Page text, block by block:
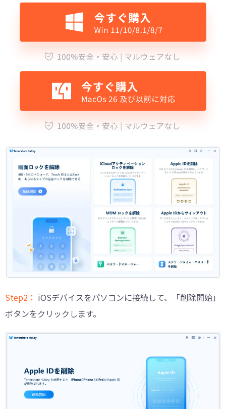
Step2： iOSデバイスをパソコンに接続して、「削除開始」
ボタンをクリックします。